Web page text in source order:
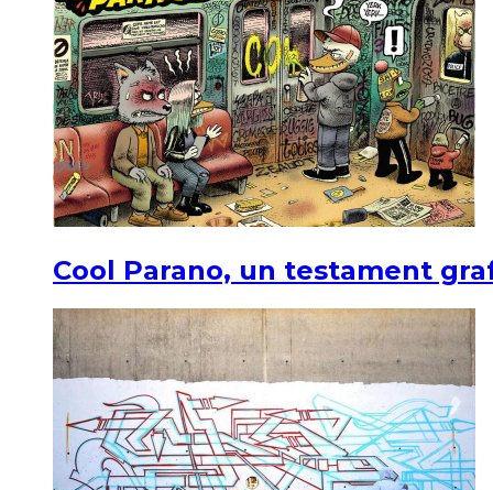
Cool Parano, un testament